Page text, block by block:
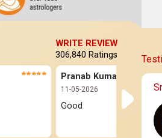
WRITE REVIEW
306,840 Ratings
★★★★★ Pranab Kumar Ghorai
11-05-2026
Good